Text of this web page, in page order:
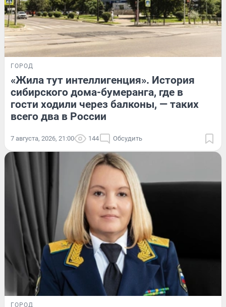
ГОРОД
«Жила тут интеллигенция». История
сибирского дома-бумеранга, где в
гости ходили через балконы, — таких
всего два в России
7 августа, 2026, 21:00 144 Обсудить
ГОРОД